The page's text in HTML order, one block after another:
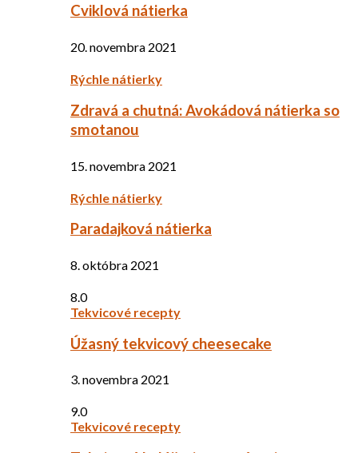
Cviklová nátierka
20. novembra 2021
Rýchle nátierky
Zdravá a chutná: Avokádová nátierka so
smotanou
15. novembra 2021
Rýchle nátierky
Paradajková nátierka
8. októbra 2021
8.0
Tekvicové recepty
Úžasný tekvicový cheesecake
3. novembra 2021
9.0
Tekvicové recepty